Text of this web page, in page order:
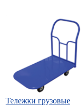
Тележки грузовые